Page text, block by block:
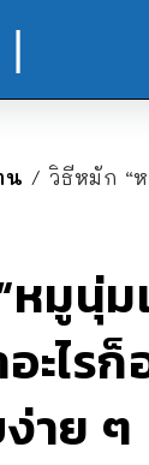
น / วิธีหมัก “หมูนุ่ม​แบบเ
หมูนุ่ม​
ะไร
าย ๆ